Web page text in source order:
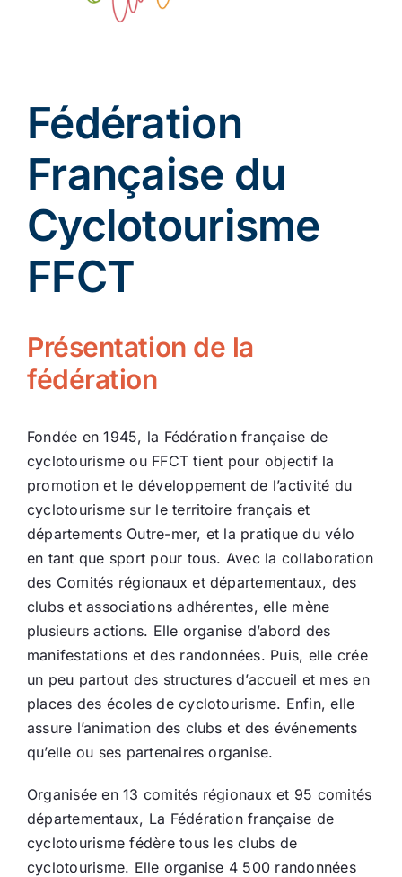
Fédération
Française du
Cyclotourisme
FFCT
Présentation de la
fédération
Fondée en 1945, la Fédération française de
cyclotourisme ou FFCT tient pour objectif la
promotion et le développement de l’activité du
cyclotourisme sur le territoire français et
départements Outre-mer, et la pratique du vélo
en tant que sport pour tous. Avec la collaboration
des Comités régionaux et départementaux, des
clubs et associations adhérentes, elle mène
plusieurs actions. Elle organise d’abord des
manifestations et des randonnées. Puis, elle crée
un peu partout des structures d’accueil et mes en
places des écoles de cyclotourisme. Enfin, elle
assure l’animation des clubs et des événements
qu’elle ou ses partenaires organise.
Organisée en 13 comités régionaux et 95 comités
départementaux, La Fédération française de
cyclotourisme fédère tous les clubs de
cyclotourisme. Elle organise 4 500 randonnées